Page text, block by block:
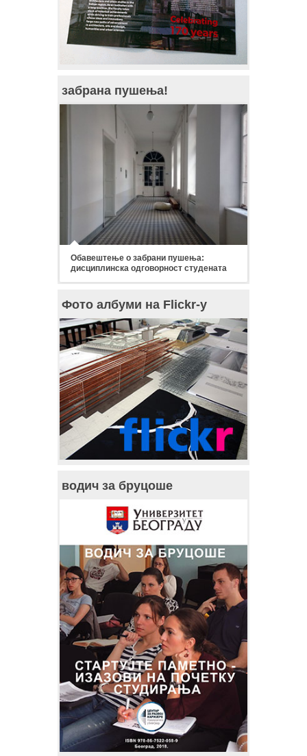
забрана пушења!
Обавештење о забрани пушења:
дисциплинска одговорност студената
Фото албуми на Flickr-у
водич за бруцоше